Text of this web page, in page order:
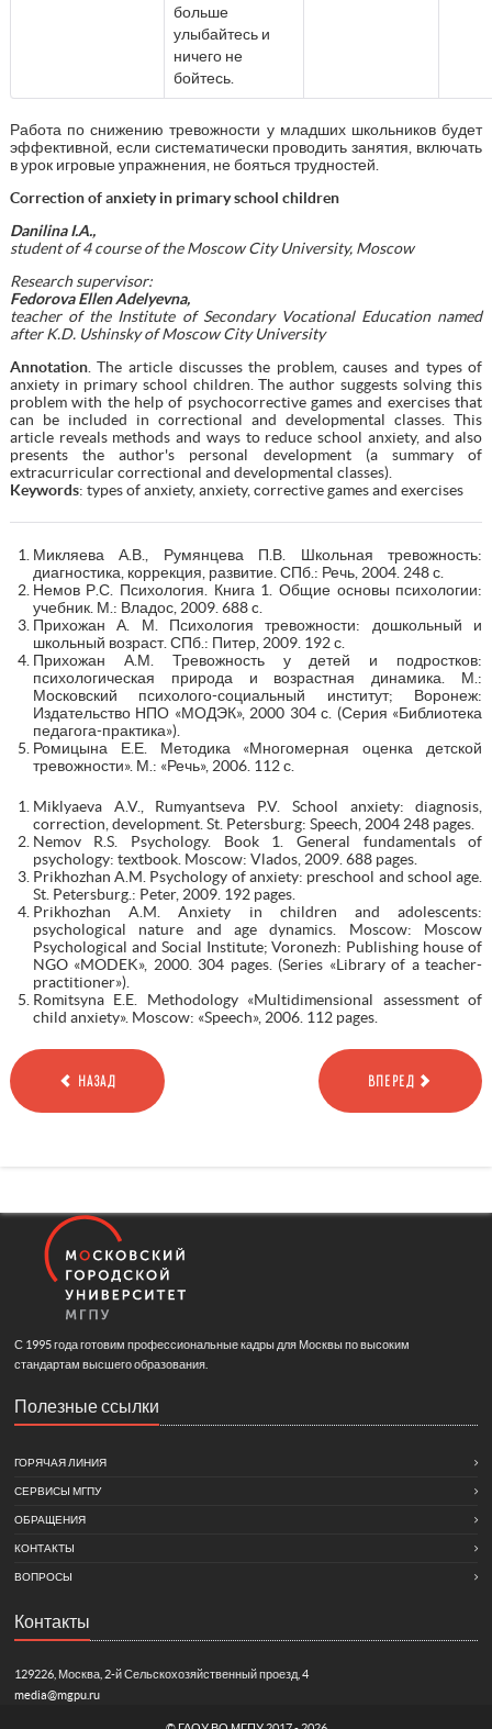
больше
улыбайтесь и
ничего не
бойтесь.
Работа по снижению тревожности у младших школьников будет
эффективной, если систематически проводить занятия, включать
в урок игровые упражнения, не бояться трудностей.
Correction of anxiety in primary school children
Danilina I.A.,
student of 4 course of the Moscow City University, Moscow
Research supervisor:
Fedorova Ellen Adelyevna,
teacher of the Institute of Secondary Vocational Education named
after K.D. Ushinsky of Moscow City University
Annotation. The article discusses the problem, causes and types of
anxiety in primary school children. The author suggests solving this
problem with the help of psychocorrective games and exercises that
can be included in correctional and developmental classes. This
article reveals methods and ways to reduce school anxiety, and also
presents the author's personal development (a summary of
extracurricular correctional and developmental classes).
Keywords: types of anxiety, anxiety, corrective games and exercises
Микляева А.В., Румянцева П.В. Школьная тревожность:
диагностика, коррекция, развитие. СПб.: Речь, 2004. 248 с.
Немов Р.С. Психология. Книга 1. Общие основы психологии:
учебник. М.: Владос, 2009. 688 c.
Прихожан А. М. Психология тревожности: дошкольный и
школьный возраст. СПб.: Питер, 2009. 192 с.
Прихожан А.М. Тревожность у детей и подростков:
психологическая природа и возрастная динамика. М.:
Московский психолого-социальный институт; Воронеж:
Издательство НПО «МОДЭК», 2000 304 с. (Серия «Библиотека
педагога-практика»).
Ромицына Е.Е. Методика «Многомерная оценка детской
тревожности». М.: «Речь», 2006. 112 с.
Miklyaeva A.V., Rumyantseva P.V. School anxiety: diagnosis,
correction, development. St. Petersburg: Speech, 2004 248 pages.
Nemov R.S. Psychology. Book 1. General fundamentals of
psychology: textbook. Moscow: Vlados, 2009. 688 pages.
Prikhozhan A.M. Psychology of anxiety: preschool and school age.
St. Petersburg.: Peter, 2009. 192 pages.
Prikhozhan A.M. Anxiety in children and adolescents:
psychological nature and age dynamics. Moscow: Moscow
Psychological and Social Institute; Voronezh: Publishing house of
NGO «MODEK», 2000. 304 pages. (Series «Library of a teacher-
practitioner»).
Romitsyna E.E. Methodology «Multidimensional assessment of
child anxiety». Moscow: «Speech», 2006. 112 pages.
НАЗАД ВПЕРЕД
С 1995 года готовим профессиональные кадры для Москвы по высоким
стандартам высшего образования.
Полезные ссылки
ГОРЯЧАЯ ЛИНИЯ
СЕРВИСЫ МГПУ
ОБРАЩЕНИЯ
КОНТАКТЫ
ВОПРОСЫ
Контакты
129226, Москва, 2-й Сельскохозяйственный проезд, 4
media@mgpu.ru